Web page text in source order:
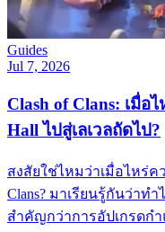
Guides
Jul 7, 2026
Clash of Clans: เมื่อ
Hall ไปสู่เลเวลถัดไป?
สงสัยใช่ไหมว่าเมื่อไหร่ค
Clans? มาเรียนรู้กันว่าท
สำคัญกว่าการอัปเกรดก